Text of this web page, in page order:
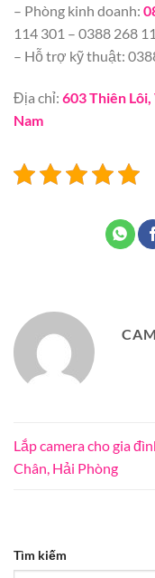
– Phòng kinh doanh:
114 301 – 0388 268
– Hỗ trợ kỹ thuật:
Địa chỉ: 603 Thiên
Nam
Lắp camera cho gia
Chân, Hải Phòng
Tìm kiếm